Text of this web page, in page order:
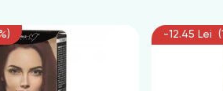
емкости, выдавив в нее
-12.45 Lei